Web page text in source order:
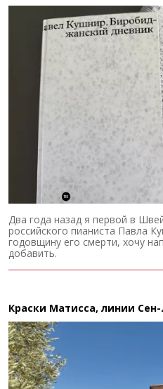
Два года назад я первой в
российского пианиста Павла
годовщину его смерти, хочу
добавить.
Краски Матисса, линии